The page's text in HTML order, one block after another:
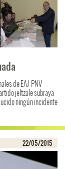
de EAJ-PNV
jeltzale subraya
ningún incidente
22/05/2015